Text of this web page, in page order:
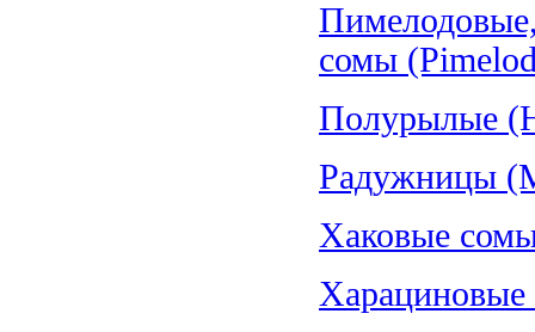
сомы
Полурылые
Радужницы
Хаковые
Харациновые